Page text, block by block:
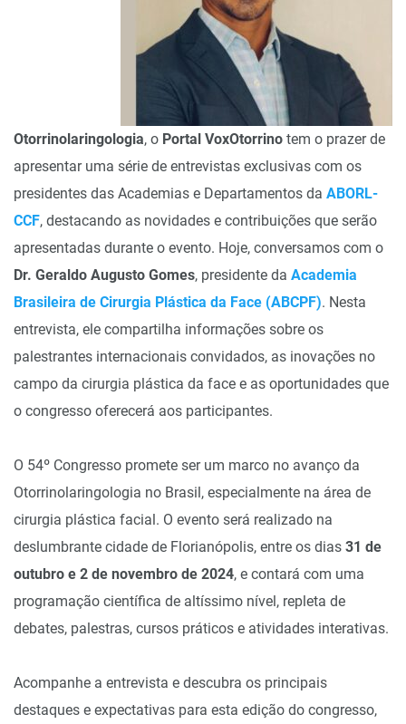
Otorrinolaringologia, o Portal VoxOtorrino tem o prazer de
apresentar uma série de entrevistas exclusivas com os
presidentes das Academias e Departamentos da ABORL-
CCF, destacando as novidades e contribuições que serão
apresentadas durante o evento. Hoje, conversamos com o
Dr. Geraldo Augusto Gomes, presidente da Academia
Brasileira de Cirurgia Plástica da Face (ABCPF). Nesta
entrevista, ele compartilha informações sobre os
palestrantes internacionais convidados, as inovações no
campo da cirurgia plástica da face e as oportunidades que
o congresso oferecerá aos participantes.
O 54º Congresso promete ser um marco no avanço da
Otorrinolaringologia no Brasil, especialmente na área de
cirurgia plástica facial. O evento será realizado na
deslumbrante cidade de Florianópolis, entre os dias 31 de
outubro e 2 de novembro de 2024, e contará com uma
programação científica de altíssimo nível, repleta de
debates, palestras, cursos práticos e atividades interativas.
Acompanhe a entrevista e descubra os principais
destaques e expectativas para esta edição do congresso,